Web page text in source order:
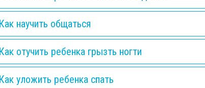
Как научить общаться
Как отучить ребенка грызть ногти
Как уложить ребенка спать